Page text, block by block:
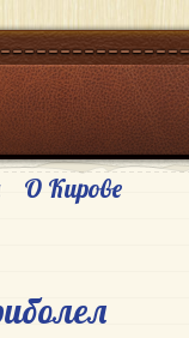
О Кирове